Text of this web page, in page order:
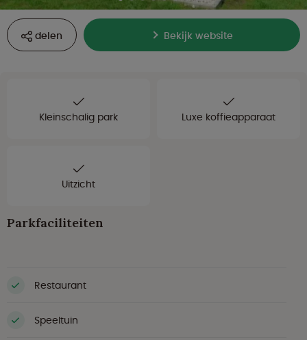
delen Bekijk website
Kleinschalig park Luxe koffieapparaat
Uitzicht
Parkfaciliteiten
Restaurant
Speeltuin